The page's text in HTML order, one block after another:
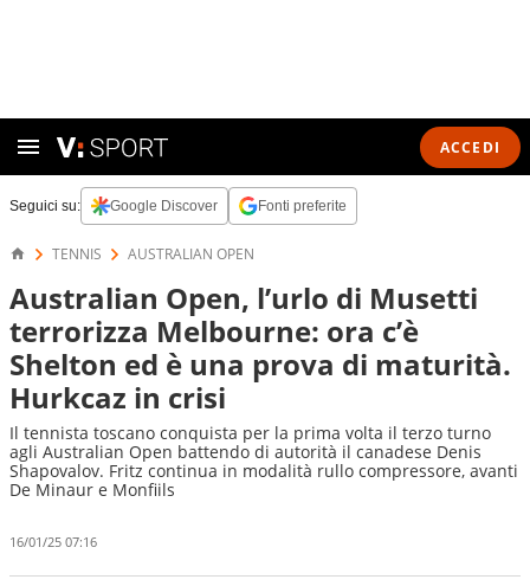
ACCEDI
Seguici su: Google Discover Fonti preferite
TENNIS AUSTRALIAN OPEN
Australian Open, l’urlo di Musetti
terrorizza Melbourne: ora c’è
Shelton ed è una prova di maturità.
Hurkcaz in crisi
Il tennista toscano conquista per la prima volta il terzo turno
agli Australian Open battendo di autorità il canadese Denis
Shapovalov. Fritz continua in modalità rullo compressore, avanti
De Minaur e Monfiils
16/01/25 07:16